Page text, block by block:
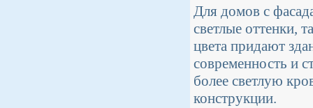
Для домов с
светлые оттенки,
цвета придают
современность и
более светлую
конструкции.